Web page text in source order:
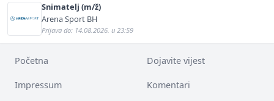
Snimatelj (m/ž)
Arena Sport BH
Prijava do: 14.08.2026. u 23:59
Početna Dojavite vijest
Impressum Komentari